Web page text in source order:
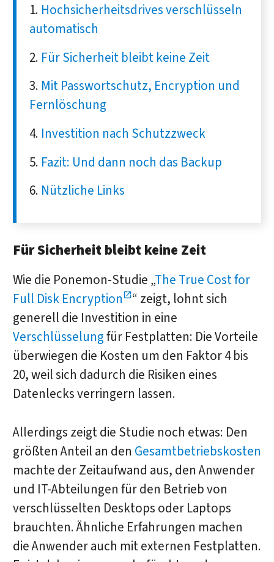
Hochsicherheitsdrives verschlüsseln
automatisch
Für Sicherheit bleibt keine Zeit
Mit Passwortschutz, Encryption und
Fernlöschung
Investition nach Schutzzweck
Fazit: Und dann noch das Backup
Nützliche Links
Für Sicherheit bleibt keine Zeit
Wie die Ponemon-Studie „The True Cost for
Full Disk Encryption
“ zeigt, lohnt sich
generell die Investition in eine
Verschlüsselungfür Festplatten: Die Vorteile
überwiegen die Kosten um den Faktor 4 bis
20, weil sich dadurch die Risiken eines
Datenlecks verringern lassen.
Allerdings zeigt die Studie noch etwas: Den
größten Anteil an den Gesamtbetriebskosten
machte der Zeitaufwand aus, den Anwender
und IT-Abteilungen für den Betrieb von
verschlüsselten Desktops oder Laptops
brauchten. Ähnliche Erfahrungen machen
die Anwender auch mit externen Festplatten.